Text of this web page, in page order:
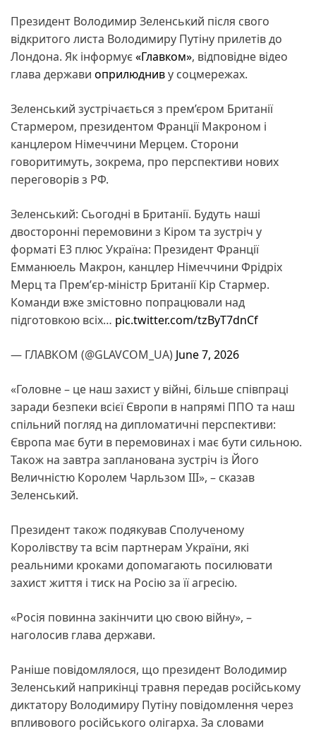
Президент Володимир Зеленський після свого
відкритого листа Володимиру Путіну прилетів до
Лондона. Як інформує«Главком», відповідне відео
глава держави оприлюдниву соцмережах.
Зеленський зустрічається з прем’єром Британії
Стармером, президентом Франції Макроном і
канцлером Німеччини Мерцем. Сторони
говоритимуть, зокрема, про перспективи нових
переговорів з РФ.
Зеленський: Сьогодні в Британії. Будуть наші
двосторонні перемовини з Кіром та зустріч у
форматі E3 плюс Україна: Президент Франції
Емманюель Макрон, канцлер Німеччини Фрідріх
Мерц та Премʼєр-міністр Британії Кір Стармер.
Команди вже змістовно попрацювали над
підготовкою всіх… pic.twitter.com/tzByT7dnCf
— ГЛАВКОМ (@GLAVCOM_UA) June 7, 2026
«Головне – це наш захист у війні, більше співпраці
заради безпеки всієї Європи в напрямі ППО та наш
спільний погляд на дипломатичні перспективи:
Європа має бути в перемовинах і має бути сильною.
Також на завтра запланована зустріч із Його
Величністю Королем Чарльзом III», – сказав
Зеленський.
Президент також подякував Сполученому
Королівству та всім партнерам України, які
реальними кроками допомагають посилювати
захист життя і тиск на Росію за її агресію.
«Росія повинна закінчити цю свою війну», –
наголосив глава держави.
Раніше повідомлялося, що президент Володимир
Зеленський наприкінці травня передав російському
диктатору Володимиру Путіну повідомлення через
впливового російського олігарха. За словами